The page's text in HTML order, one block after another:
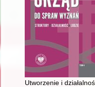
Utworzenie i